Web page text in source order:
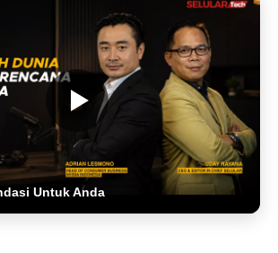
Untuk Anda